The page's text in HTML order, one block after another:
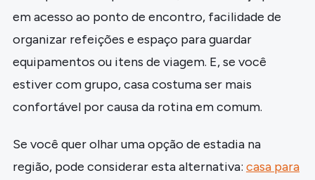
em acesso ao ponto de encontro, facilidade de
organizar refeições e espaço para guardar
equipamentos ou itens de viagem. E, se você
estiver com grupo, casa costuma ser mais
confortável por causa da rotina em comum.
Se você quer olhar uma opção de estadia na
região, pode considerar esta alternativa: casa para